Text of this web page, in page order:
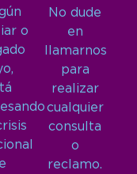
o
No dude
en
llamarnos
para
realizar
cualquier
consulta
o
reclamo.